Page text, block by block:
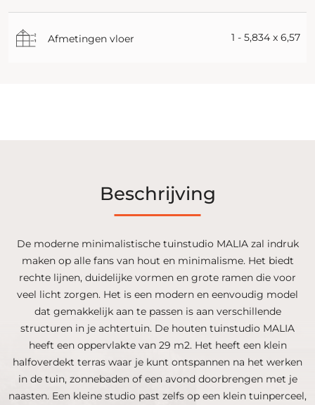
Afmetingen vloer 1 - 5,834 x 6,57
Beschrijving
De moderne minimalistische tuinstudio MALIA zal indruk
maken op alle fans van hout en minimalisme. Het biedt
rechte lijnen, duidelijke vormen en grote ramen die voor
veel licht zorgen. Het is een modern en eenvoudig model
dat gemakkelijk aan te passen is aan verschillende
structuren in je achtertuin. De houten tuinstudio MALIA
heeft een oppervlakte van 29 m2. Het heeft een klein
halfoverdekt terras waar je kunt ontspannen na het werken
in de tuin, zonnebaden of een avond doorbrengen met je
naasten. Een kleine studio past zelfs op een klein tuinperceel,